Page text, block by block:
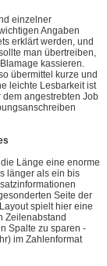
einzelner
Angaben
erklärt werden, und
man übertreiben,
kassieren.
übermittel kurze und
leichte Lesbarkeit ist
dem angestrebten Job
Länge eine enorme
länger als ein bis
Seite der
spielt hier eine
Zeilenabstand
Spalte zu sparen -
im Zahlenformat